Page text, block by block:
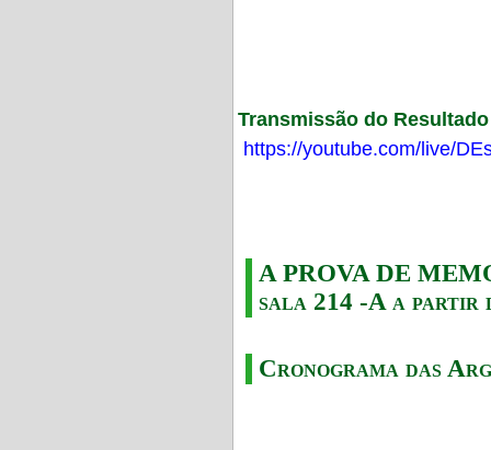
Transmissão do
https://youtube.com/live/
A PROVA DE
sala 214 -A a partir
Cronograma das